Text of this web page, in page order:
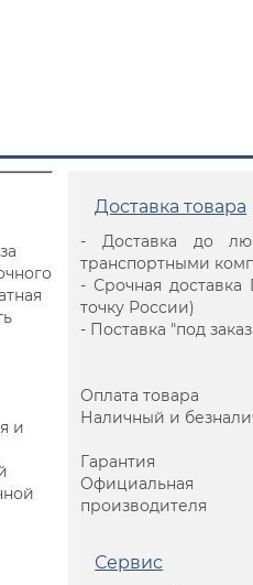
и
Доставка товара
- Доставка до
транспортными
- Срочная
точку России)
- Поставка "под
Оплата товара
Наличный и
Гарантия
производителя
Сервис